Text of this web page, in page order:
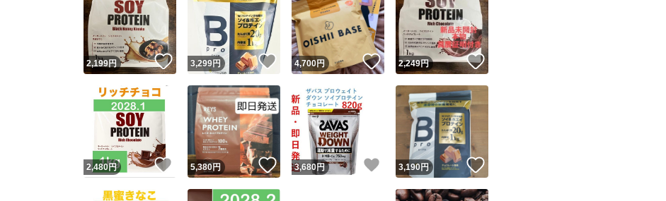
2,199円 いいね！
3,299円 いいね！
4,700円 いいね！
2,249円 いいね！
2,480円 いいね！
5,380円 いいね！
3,680円 いいね！
3,190円